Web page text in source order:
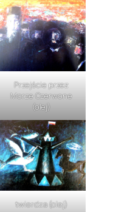
Przejście przez
Morze Czerwone
(olej)
twierdza (olej)